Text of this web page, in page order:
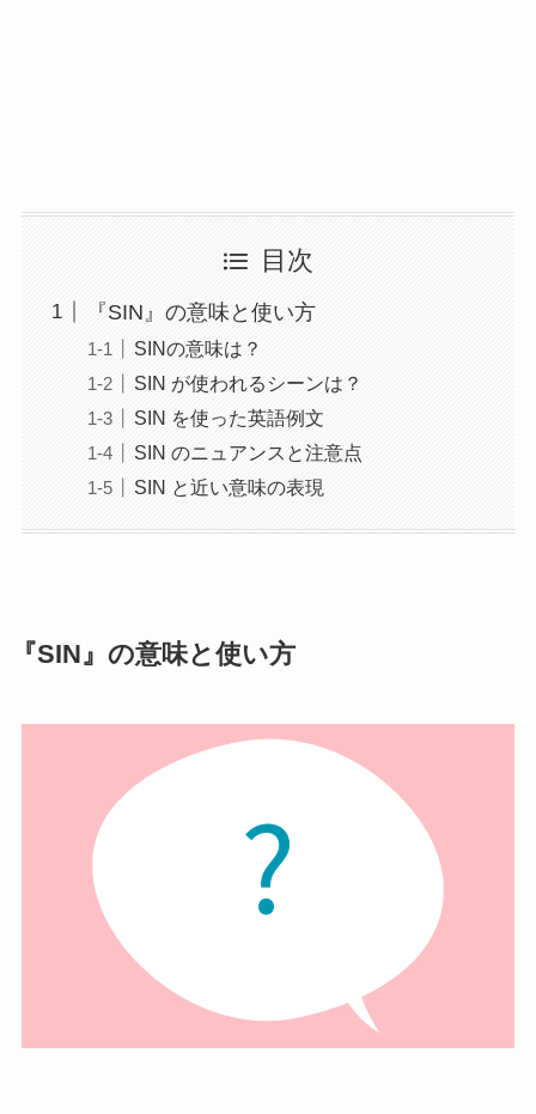
目次
『SIN』の意味と使い方
SINの意味は？
SIN が使われるシーンは？
SIN を使った英語例文
SIN のニュアンスと注意点
SIN と近い意味の表現
『SIN』の意味と使い方